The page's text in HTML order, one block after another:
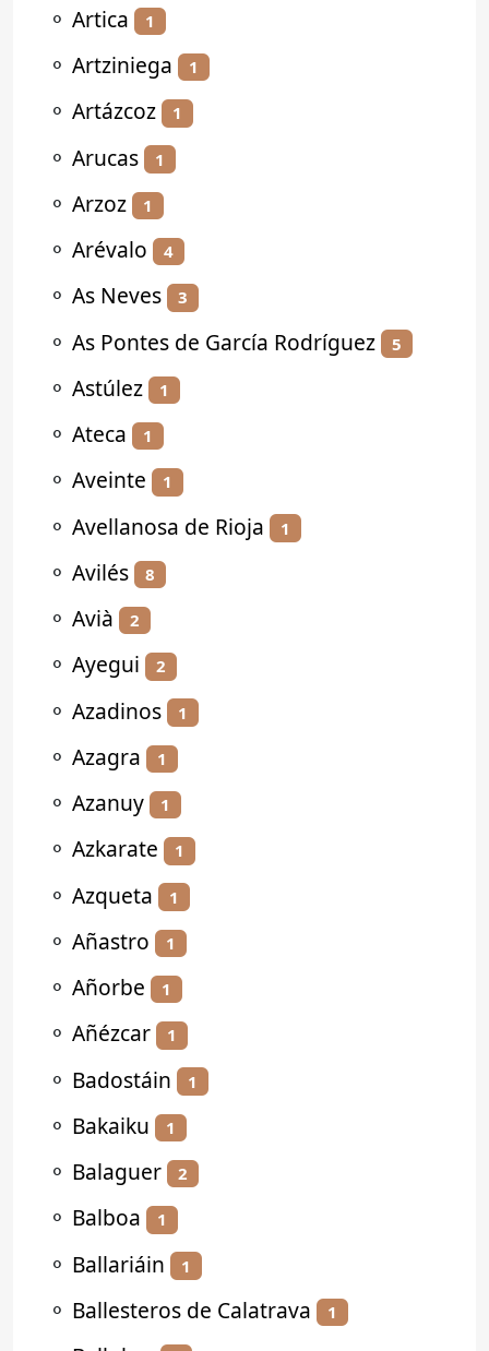
⚬ Artica 1
⚬ Artziniega 1
⚬ Artázcoz 1
⚬ Arucas 1
⚬ Arzoz 1
⚬ Arévalo 4
⚬ As Neves 3
⚬ As Pontes de García Rodríguez 5
⚬ Astúlez 1
⚬ Ateca 1
⚬ Aveinte 1
⚬ Avellanosa de Rioja 1
⚬ Avilés 8
⚬ Avià 2
⚬ Ayegui 2
⚬ Azadinos 1
⚬ Azagra 1
⚬ Azanuy 1
⚬ Azkarate 1
⚬ Azqueta 1
⚬ Añastro 1
⚬ Añorbe 1
⚬ Añézcar 1
⚬ Badostáin 1
⚬ Bakaiku 1
⚬ Balaguer 2
⚬ Balboa 1
⚬ Ballariáin 1
⚬ Ballesteros de Calatrava 1